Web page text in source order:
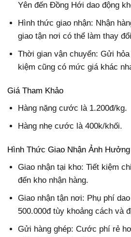
Yên đến Đồng Hới dao động
Hình thức giao nhận: Nhận
giao tận nơi có thể làm thay
Thời gian vận chuyển: Gửi
kiệm cũng có mức giá khác
Giá Tham Khảo
Hàng nặng cước là 1.200đ/kg.
Hàng nhẹ cước là 400k/khối.
Hình Thức Giao Nhận Ảnh
Giao nhận tại kho: Tiết kiệm
đến kho nhận hàng.
Giao nhận tận nơi: Phụ phí
500.000đ tùy khoảng cách và
Gửi hàng ghép: Cước phí rẻ